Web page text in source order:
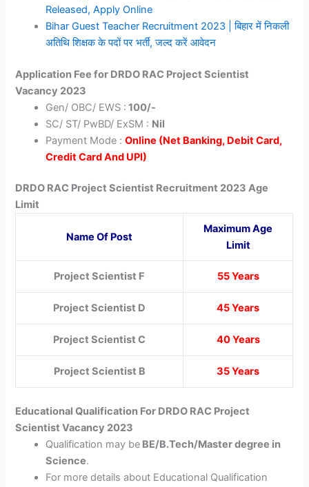
Released, Apply Online
Bihar Guest Teacher Recruitment 2023 | बिहार में निकली
अतिथि शिक्षक के पदों पर भर्ती, जल्द करें आवेदन
Application Fee for DRDO RAC Project Scientist
Vacancy 2023
Gen/ OBC/ EWS : 100/-
SC/ ST/ PwBD/ ExSM : Nil
Payment Mode :Online (Net Banking, Debit Card,
Credit Card And UPI)
DRDO RAC Project Scientist Recruitment 2023 Age
Limit
Name Of Post
Maximum Age
Limit
Project Scientist F 55 Years
Project Scientist D 45 Years
Project Scientist C 40 Years
Project Scientist B 35 Years
Educational Qualification For DRDO RAC Project
Scientist Vacancy 2023
Qualification may be BE/B.Tech/Master degree in
Science.
For more details about Educational Qualification